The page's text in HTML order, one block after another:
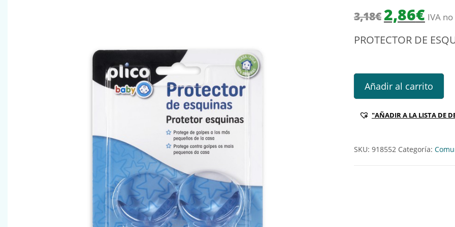
3,18€El precio
2,86€El
IVA
PROTECTOR DE
PROTECTOR DE ESQUINAS
Añadir al carrito
"AÑADIR A LA LISTA DE
SKU: 918552 Categoría: